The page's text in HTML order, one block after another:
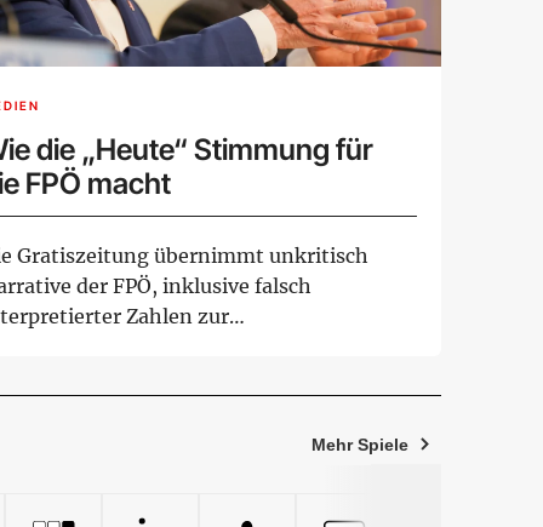
die „Heute“ Stimmung für
FPÖ macht
Gratiszeitung übernimmt unkritisch
der FPÖ, inklusive falsch
Zahlen zur
Mehr Spiele